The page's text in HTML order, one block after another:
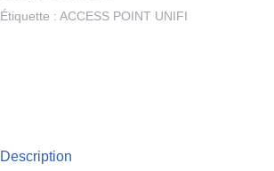
Étiquette : ACCESS POINT UNIFI
Description